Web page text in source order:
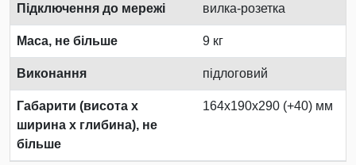
Підключення до мережі вилка-розетка
Маса, не більше 9 кг
Виконання підлоговий
Габарити (висота х
ширина х глибина), не
більше
164х190х290 (+40) мм